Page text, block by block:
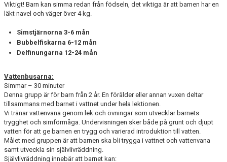
Viktigt! Barn kan simma redan från födseln, det viktiga är att barnen har en
läkt navel och väger över 4 kg.
Simstjärnorna 3-6 mån
Bubbelfiskarna 6-12 mån
Delfinungarna 12-24 mån
Vattenbusarna:
Simmar – 30 minuter
Denna grupp är för barn från 2 år. En förälder eller annan vuxen deltar
tillsammans med barnet i vattnet under hela lektionen.
Vi tränar vattenvana genom lek och övningar som utvecklar barnets
trygghet och simförmåga. Undervisningen sker både på grunt och djupt
vatten för att ge barnen en trygg och varierad introduktion till vatten.
Målet med gruppen är att barnen ska bli trygga i vattnet och vattenvana
samt utveckla sin självlivräddning.
Självlivräddning innebär att barnet kan: